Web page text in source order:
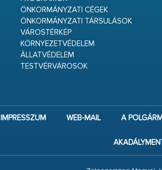
ÖNKORMÁNYZATI CÉGEK
ÖNKORMÁNYZATI TÁRSULÁSOK
VÁROSTÉRKÉP
KÖRNYEZETVÉDELEM
ÁLLATVÉDELEM
TESTVÉRVÁROSOK
IMPRESSZUM WEB-MAIL A